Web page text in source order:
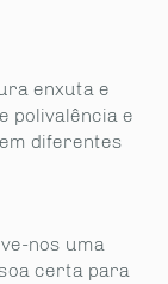
enxuta e
polivalência e
diferentes
nos uma
certa para